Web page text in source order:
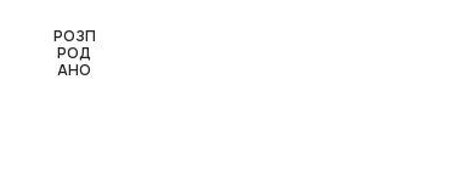
РОЗП
РОД
АНО